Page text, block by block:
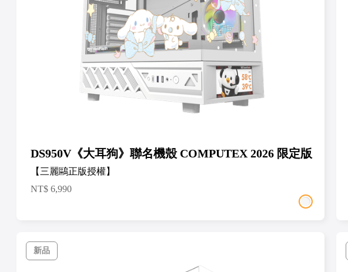
DS950V《大耳狗》聯名機殼 COMPUTEX 2026 限定版
【三麗鷗正版授權】
NT$ 6,990
新品